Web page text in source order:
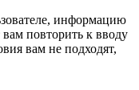
информацию
повторить к вводу
вам не подходят,